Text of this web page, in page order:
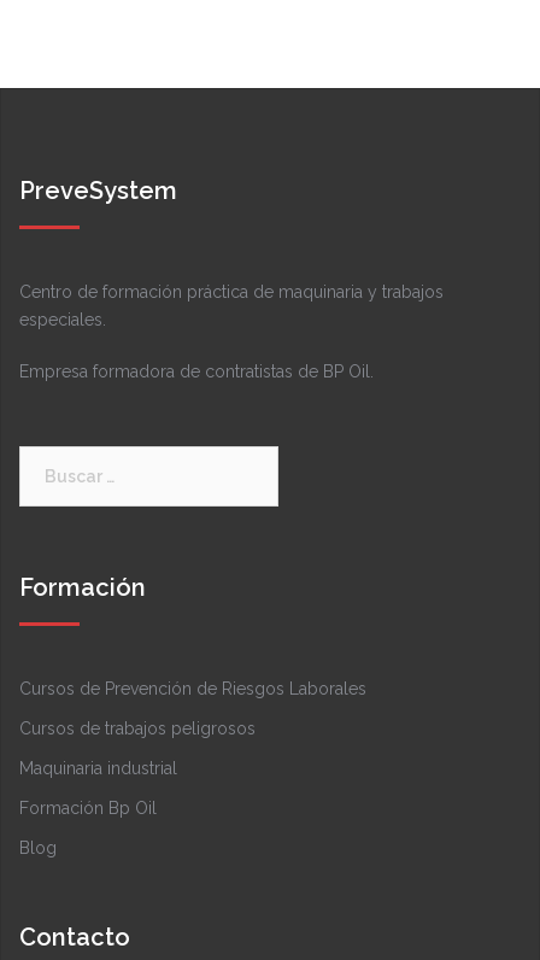
PreveSystem
Centro de formación práctica de maquinaria y trabajos
especiales.
Empresa formadora de contratistas de BP Oil.
Formación
Cursos de Prevención de Riesgos Laborales
Cursos de trabajos peligrosos
Maquinaria industrial
Formación Bp Oil
Blog
Contacto